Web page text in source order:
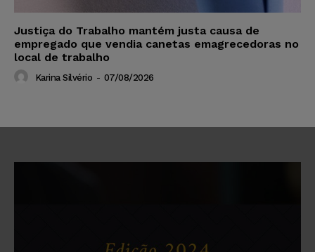
Justiça do Trabalho mantém justa causa de
empregado que vendia canetas emagrecedoras no
local de trabalho
Karina Silvério - 07/08/2026